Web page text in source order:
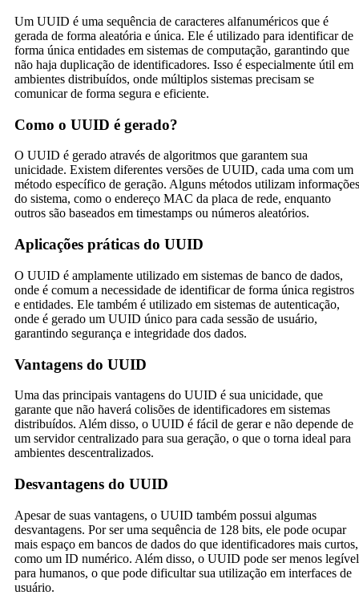
Um UUID é uma sequência de caracteres alfanuméricos que é
gerada de forma aleatória e única. Ele é utilizado para identificar de
forma única entidades em sistemas de computação, garantindo que
não haja duplicação de identificadores. Isso é especialmente útil em
ambientes distribuídos, onde múltiplos sistemas precisam se
comunicar de forma segura e eficiente.
Como o UUID é gerado?
O UUID é gerado através de algoritmos que garantem sua
unicidade. Existem diferentes versões de UUID, cada uma com um
método específico de geração. Alguns métodos utilizam informações
do sistema, como o endereço MAC da placa de rede, enquanto
outros são baseados em timestamps ou números aleatórios.
Aplicações práticas do UUID
O UUID é amplamente utilizado em sistemas de banco de dados,
onde é comum a necessidade de identificar de forma única registros
e entidades. Ele também é utilizado em sistemas de autenticação,
onde é gerado um UUID único para cada sessão de usuário,
garantindo segurança e integridade dos dados.
Vantagens do UUID
Uma das principais vantagens do UUID é sua unicidade, que
garante que não haverá colisões de identificadores em sistemas
distribuídos. Além disso, o UUID é fácil de gerar e não depende de
um servidor centralizado para sua geração, o que o torna ideal para
ambientes descentralizados.
Desvantagens do UUID
Apesar de suas vantagens, o UUID também possui algumas
desvantagens. Por ser uma sequência de 128 bits, ele pode ocupar
mais espaço em bancos de dados do que identificadores mais curtos,
como um ID numérico. Além disso, o UUID pode ser menos legível
para humanos, o que pode dificultar sua utilização em interfaces de
usuário.